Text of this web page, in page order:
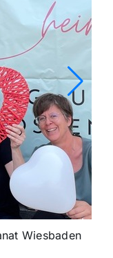
Wiesbaden